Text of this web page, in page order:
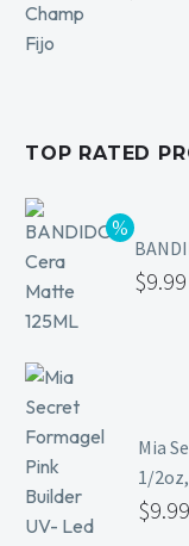
TOP RATED
$9.99
Mia
1/
$9.99